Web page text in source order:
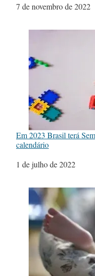
Data
7 de novembro de 2022
Em 2023 Brasil terá
calendário
Data
1 de julho de 2022